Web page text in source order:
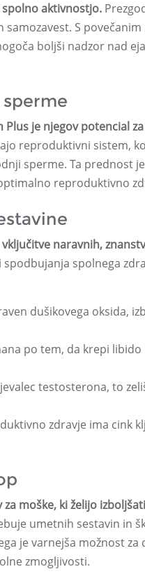
aktivnostjo.
samozavest. S
boljši nadzor nad
je njegov potencial
reproduktivni sistem,
sperme. Ta prednost
reproduktivno
naravnih,
spolnega
dušikovega oksida,
po tem, da krepi
testosterona, to
zdravje ima cink
moške, ki želijo
umetnih sestavin in
je varnejša možnost
zmogljivosti.